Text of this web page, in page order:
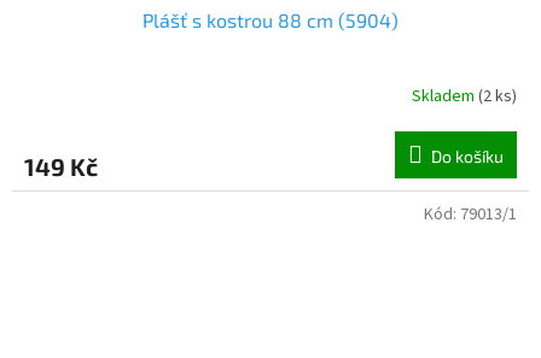
Plášť s kostrou 88 cm (5904)
Skladem (2 ks)
149 Kč Do košíku
Kód: 79013/1